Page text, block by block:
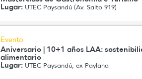
Lugar: UTEC Paysandú (Av. Salto 919)
Evento
Aniversario | 10+1 años LAA:
alimentario
Lugar: UTEC Paysandú, ex Paylana